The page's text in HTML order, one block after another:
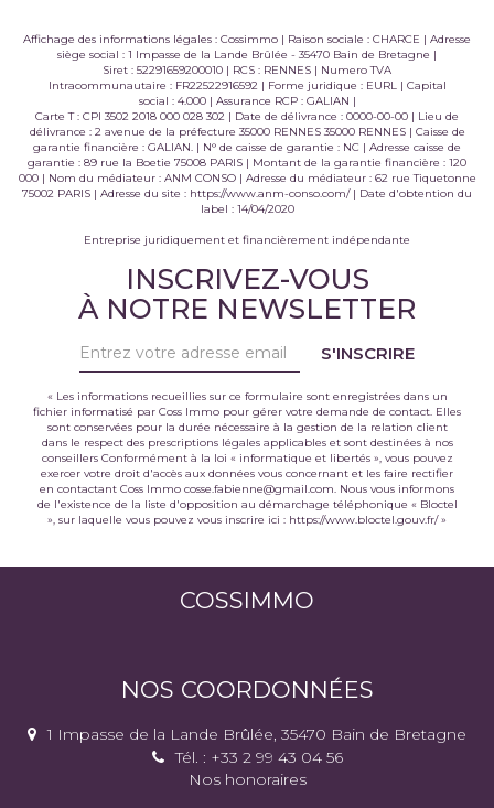
Affichage des informations légales : Cossimmo | Raison sociale : CHARCE | Adresse
siège social : 1 Impasse de la Lande Brûlée - 35470 Bain de Bretagne |
Siret : 52291659200010 | RCS : RENNES | Numero TVA
Intracommunautaire : FR22522916592 | Forme juridique : EURL | Capital
social : 4.000 | Assurance RCP : GALIAN |
Carte T : CPI 3502 2018 000 028 302 | Date de délivrance : 0000-00-00 | Lieu de
délivrance : 2 avenue de la préfecture 35000 RENNES 35000 RENNES | Caisse de
garantie financière : GALIAN. | N° de caisse de garantie : NC | Adresse caisse de
garantie : 89 rue la Boetie 75008 PARIS | Montant de la garantie financière : 120
000 | Nom du médiateur : ANM CONSO | Adresse du médiateur : 62 rue Tiquetonne
75002 PARIS | Adresse du site : https://www.anm-conso.com/| Date d'obtention du
label : 14/04/2020
Entreprise juridiquement et financièrement indépendante
INSCRIVEZ-VOUS
À NOTRE NEWSLETTER
S'INSCRIRE
« Les informations recueillies sur ce formulaire sont enregistrées dans un
fichier informatisé par Coss Immo pour gérer votre demande de contact. Elles
sont conservées pour la durée nécessaire à la gestion de la relation client
dans le respect des prescriptions légales applicables et sont destinées à nos
conseillers Conformément à la loi « informatique et libertés », vous pouvez
exercer votre droit d'accès aux données vous concernant et les faire rectifier
en contactant Coss Immo cosse.fabienne@gmail.com. Nous vous informons
de l'existence de la liste d'opposition au démarchage téléphonique « Bloctel
», sur laquelle vous pouvez vous inscrire ici : https://www.bloctel.gouv.fr/»
COSSIMMO
NOS COORDONNÉES
1 Impasse de la Lande Brûlée, 35470 Bain de Bretagne
Tél. : +33 2 99 43 04 56
Nos honoraires